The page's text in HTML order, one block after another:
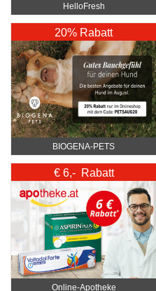
HelloFresh
20% Rabatt
BIOGENA-PETS
€ 6,- Rabatt
Online‑Apotheke